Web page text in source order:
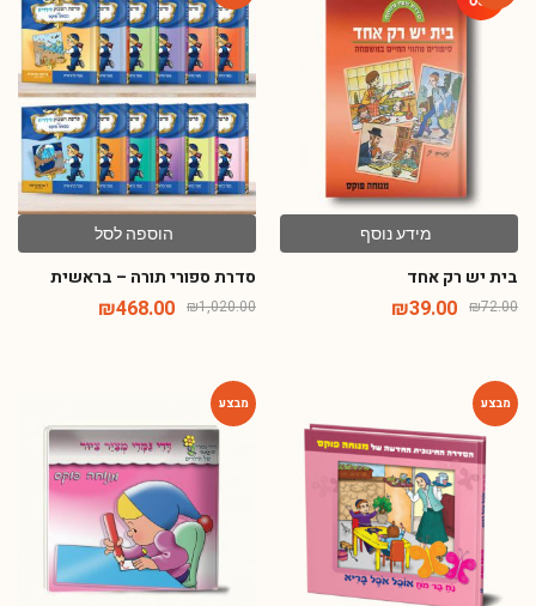
מידע נוסף
בית יש רק אחד
₪72.00
₪39.00
-54%
הוספה לסל
סדרת ספורי תורה – בראשית
₪1,020.00
₪468.00